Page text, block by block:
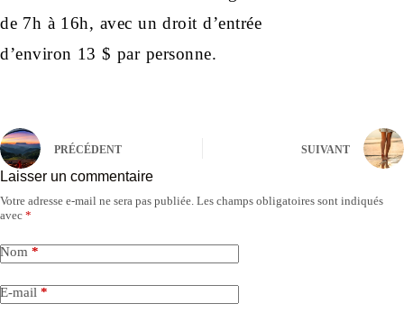
de 7h à 16h, avec un droit d’entrée
d’environ 13 $ par personne.
PRÉCÉDENT SUIVANT
Laisser un commentaire
Votre adresse e-mail ne sera pas publiée. Les champs obligatoires sont indiqués
avec *
Nom *
E-mail *